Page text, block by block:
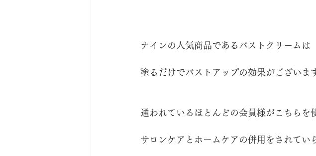
ナインの人気商品であるバストクリームは
塗るだけでバストアップの効果がございま
通われているほとんどの会員様がこちらを
サロンケアとホームケアの併用をされてい